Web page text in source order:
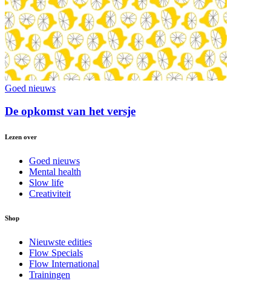
Goed nieuws
De opkomst van het versje
Lezen over
Goed nieuws
Mental health
Slow life
Creativiteit
Shop
Nieuwste edities
Flow Specials
Flow International
Trainingen